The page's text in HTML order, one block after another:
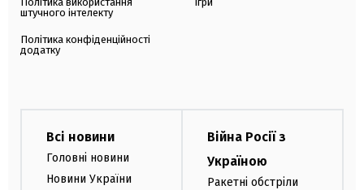
штучного інтелекту
Політика конфіденційності
додатку
Всі новини
Головні новини
Новини України
Війна Росії з
Україною
Ракетні обстріли